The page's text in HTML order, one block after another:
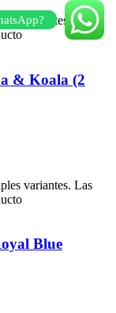
variantes. Las
& Koala (2
variantes. Las
Blue